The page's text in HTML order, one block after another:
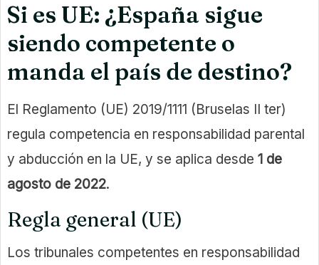
Si es UE: ¿España sigue
siendo competente o
manda el país de destino?
El Reglamento (UE) 2019/1111 (Bruselas II ter)
regula competencia en responsabilidad parental
y abducción en la UE, y se aplica desde 1 de
agosto de 2022.
Regla general (UE)
Los tribunales competentes en responsabilidad